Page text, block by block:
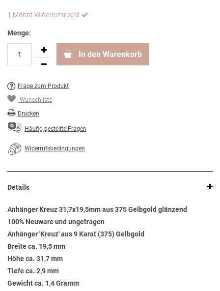
1 Monat Widerrufsrecht
Menge:
In den Warenkorb
Frage zum Produkt
Wunschliste
Drucken
Häufig gestellte Fragen
Widerrufsbedingungen
Details
Anhänger Kreuz 31,7x19,5mm aus 375 Gelbgold glänzend
100% Neuware und ungetragen
Anhänger 'Kreuz' aus 9 Karat (375) Gelbgold
Breite ca. 19,5 mm
Höhe ca. 31,7 mm
Tiefe ca. 2,9 mm
Gewicht ca. 1,4 Gramm